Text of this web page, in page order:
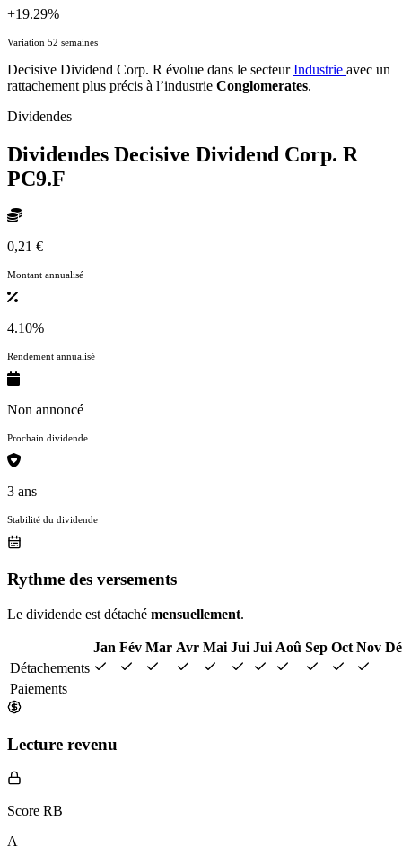
+19.29%
Variation 52 semaines
Decisive Dividend Corp. R évolue dans le secteurIndustrie avec un
rattachement plus précis à l’industrie Conglomerates.
Dividendes
Dividendes Decisive Dividend Corp. R
PC9.F
0,21 €
Montant annualisé
4.10%
Rendement annualisé
Non annoncé
Prochain dividende
3 ans
Stabilité du dividende
Rythme des versements
Le dividende est détaché mensuellement.
Jan Fév Mar Avr Mai Jui Jui Aoû Sep Oct Nov
Détachements
Paiements
Lecture revenu
Score RB
A